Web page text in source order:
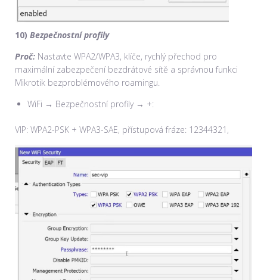
10) Bezpečnostní profily
Proč: Nastavte WPA2/WPA3, klíče, rychlý přechod pro
maximální zabezpečení bezdrátové sítě a správnou funkci
Mikrotik bezproblémového roamingu.
WiFi → Bezpečnostní profily → +:
VIP: WPA2-PSK + WPA3-SAE, přístupová fráze: 12344321,